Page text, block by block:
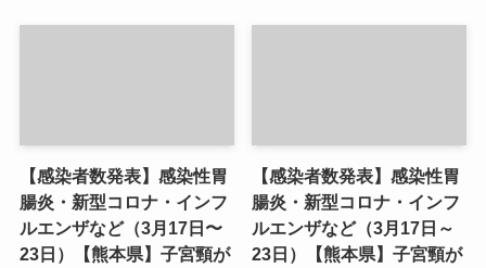
【感染者数発表】感染性胃
腸炎・新型コロナ・インフ
ルエンザなど（3月17日〜
23日）【熊本県】子宮頸が
【感染者数発表】感染性胃
腸炎・新型コロナ・インフ
ルエンザなど（3月17日～
23日）【熊本県】子宮頸が